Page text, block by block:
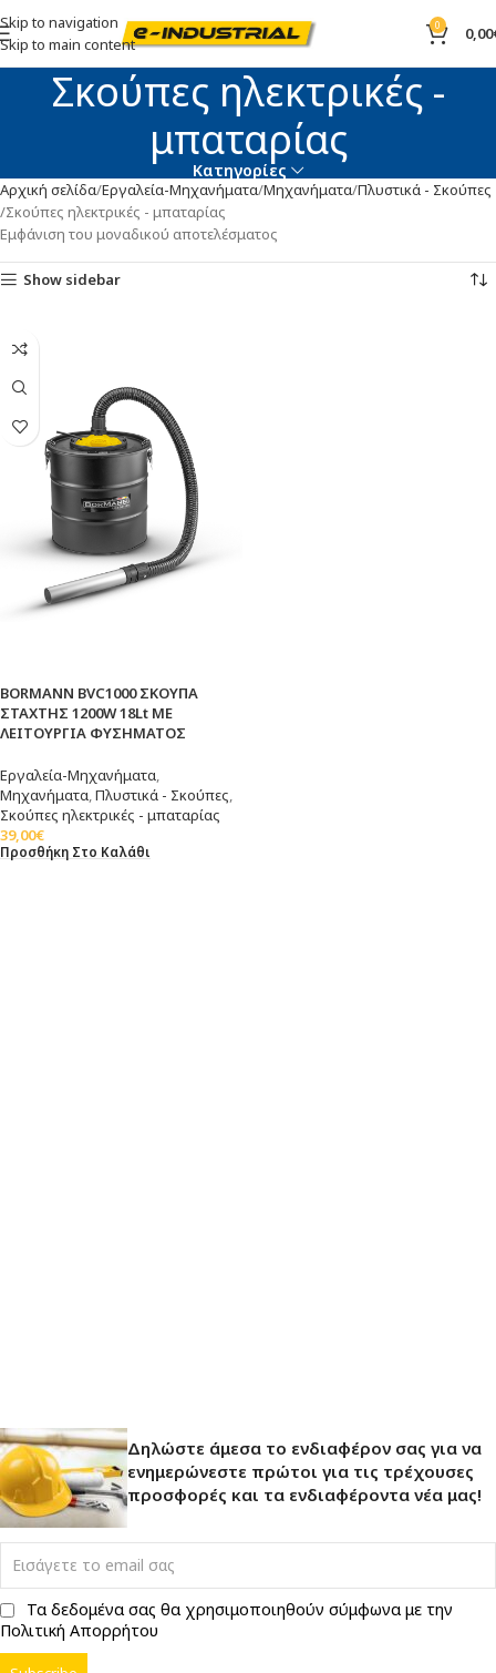
Skip to navigation
Skip to main content
0 0,00
Σκούπες ηλεκτρικές -
μπαταρίας
Κατηγορίες
Αρχική σελίδα Εργαλεία-Μηχανήματα Μηχανήματα Πλυστικά - Σκούπες
Σκούπες ηλεκτρικές - μπαταρίας
Εμφάνιση του μοναδικού αποτελέσματος
Show sidebar
BORMANN BVC1000 ΣΚΟΥΠΑ
ΣΤΑΧΤΗΣ 1200W 18Lt ΜΕ
ΛΕΙΤΟΥΡΓΙΑ ΦΥΣΗΜΑΤΟΣ
Εργαλεία-Μηχανήματα
Μηχανήματα Πλυστικά - Σκούπες
Σκούπες ηλεκτρικές - μπαταρίας
39,00€
Προσθήκη Στο Καλάθι
Δηλώστε άμεσα το ενδιαφέρον σας για να
ενημερώνεστε πρώτοι για τις τρέχουσες
προσφορές και τα ενδιαφέροντα νέα μας!
Τα δεδομένα σας θα χρησιμοποιηθούν σύμφωνα με την
Πολιτική Απορρήτου